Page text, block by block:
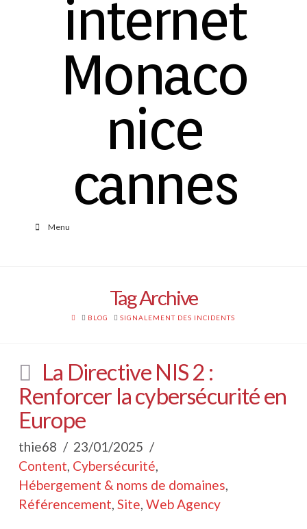
Menu
Tag Archive
HOME
BLOG SIGNALEMENT DES INCIDENTS
La Directive NIS 2 :
Renforcer la cybersécurité en
Europe
thie68
23/01/2025
Content, Cybersécurité,
Hébergement & noms de domaines,
Référencement, Site, Web Agency